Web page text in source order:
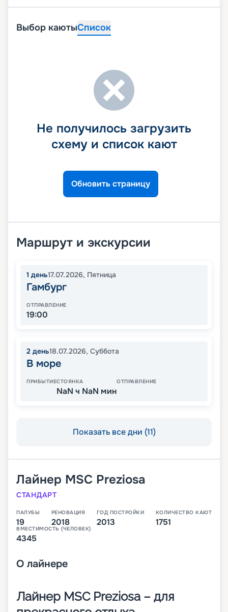
Выбор каютыСписок
Не получилось загрузить
схему и список кают
Обновить страницу
Маршрут и экскурсии
1 день17.07.2026, Пятница
Гамбург
ОТПРАВЛЕНИЕ
19:00
2 день18.07.2026, Суббота
В море
ПРИБЫТИЕСТОЯНКА
NaN ч NaN мин
ОТПРАВЛЕНИЕ
Показать все дни (11)
Лайнер MSC Preziosa
СТАНДАРТ
ПАЛУБЫ
19
РЕНОВАЦИЯ
2018
ГОД ПОСТРОЙКИ
2013
КОЛИЧЕСТВО КАЮТ
1751
ВМЕСТИМОСТЬ (ЧЕЛОВЕК)
4345
О лайнере
Лайнер MSC Preziosa – для